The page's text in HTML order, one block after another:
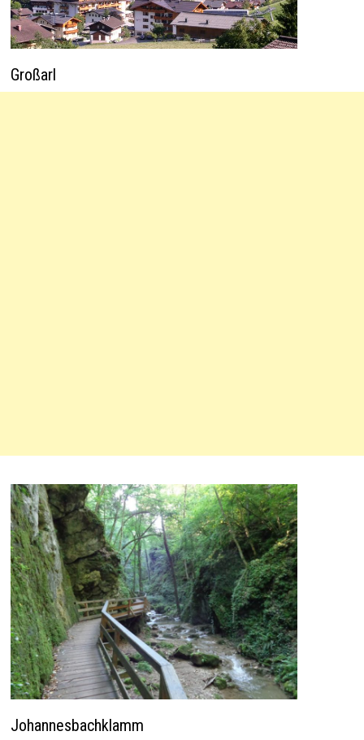
Großarl
Johannesbachklamm